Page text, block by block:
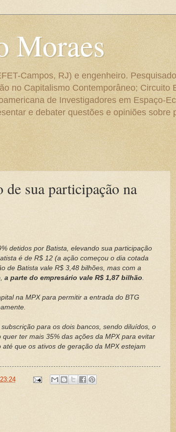
Moraes
Campos, RJ) e engenheiro.
no Capitalismo Contemporâneo; Circuito
de Investigadores em Espaço-
e debater questões e opiniões sobre
sua participação na
detidos por Batista, elevando sua participação
é de R$ 12 (a ação começou o dia cotada
de Batista vale R$ 3,48 bilhões, mas com a
a parte do empresário vale R$ 1,87 bilhão
na MPX para permitir a entrada do BTG
para os dois bancos, sendo diluídos, o
ter mais 35% das ações da MPX para evitar
que os ativos de geração da MPX estejam
23:24